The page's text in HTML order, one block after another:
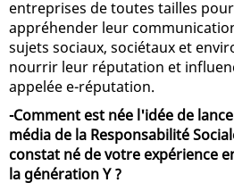
entreprises de toutes tailles
appréhender leur
sujets sociaux, sociétaux et
nourrir leur réputation et
appelée e-réputation.
-Comment est née l'idée de
média de la Responsabilité
constat né de votre expérience
la génération Y ?